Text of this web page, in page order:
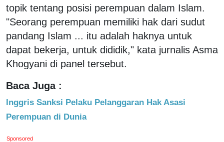
topik tentang posisi perempuan dalam Islam.
"Seorang perempuan memiliki hak dari sudut
pandang Islam ... itu adalah haknya untuk
dapat bekerja, untuk dididik," kata jurnalis Asma
Khogyani di panel tersebut.
Baca Juga :
Inggris Sanksi Pelaku Pelanggaran Hak Asasi
Perempuan di Dunia
Sponsored